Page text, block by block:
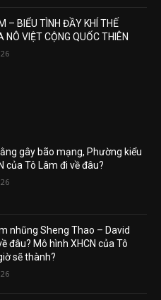
– BIỂU TÌNH ĐẦY KHÍ THẾ
NÔ VIỆT CỘNG QUỐC THIÊN
gây bão mạng, Phường kiểu
của Tô Lâm đi về đâu?
nhũng Sheng Thao – David
đâu? Mô hình XHCN của Tô
sẽ thành?